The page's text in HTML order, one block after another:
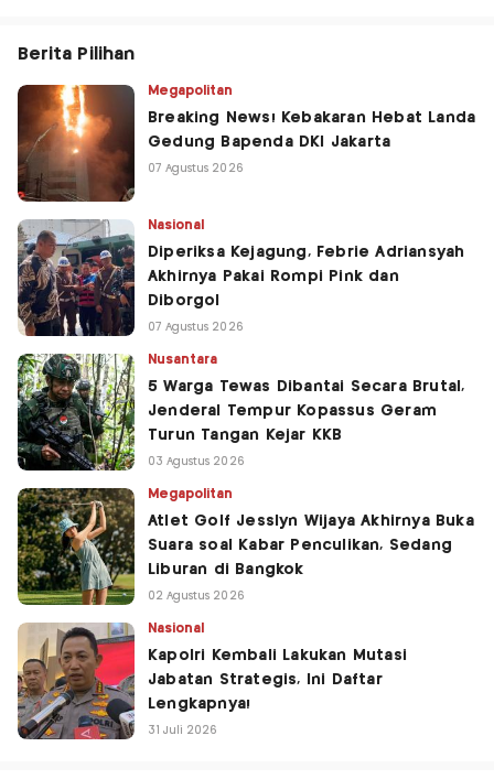
Berita Pilihan
Megapolitan
Breaking News! Kebakaran Hebat Landa
Gedung Bapenda DKI Jakarta
07 Agustus 2026
Nasional
Diperiksa Kejagung, Febrie Adriansyah
Akhirnya Pakai Rompi Pink dan
Diborgol
07 Agustus 2026
Nusantara
5 Warga Tewas Dibantai Secara Brutal,
Jenderal Tempur Kopassus Geram
Turun Tangan Kejar KKB
03 Agustus 2026
Megapolitan
Atlet Golf Jesslyn Wijaya Akhirnya Buka
Suara soal Kabar Penculikan, Sedang
Liburan di Bangkok
02 Agustus 2026
Nasional
Kapolri Kembali Lakukan Mutasi
Jabatan Strategis, Ini Daftar
Lengkapnya!
31 Juli 2026